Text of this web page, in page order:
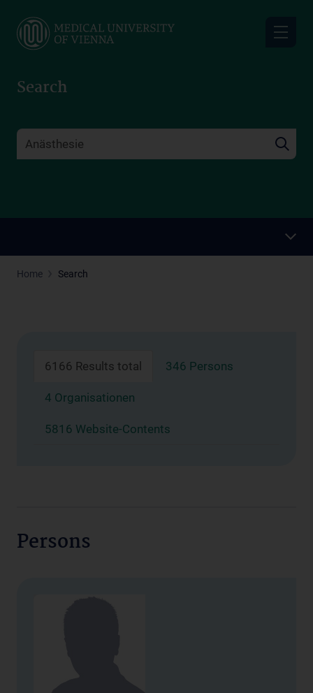
main
Search
Home Search
6166 Results total 346 Persons
4 Organisationen
5816 Website-Contents
Persons